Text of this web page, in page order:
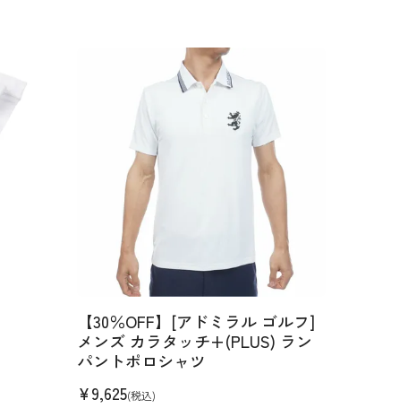
【30％OFF】[アドミラル ゴルフ]
メンズ カラタッチ+(PLUS) ラン
パントポロシャツ
¥9,625(税込)